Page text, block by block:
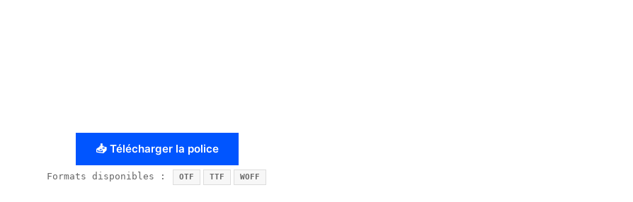
📥 Télécharger la police
Formats disponibles : OTF TTF WOFF